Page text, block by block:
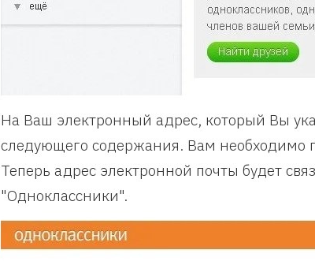
На Ваш электронный адрес, который Вы
следующего содержания. Вам необходимо
Теперь адрес электронной почты будет
"Одноклассники".